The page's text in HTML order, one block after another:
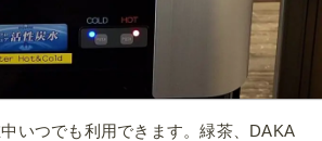
いつでも利用できます。緑茶、DAKA